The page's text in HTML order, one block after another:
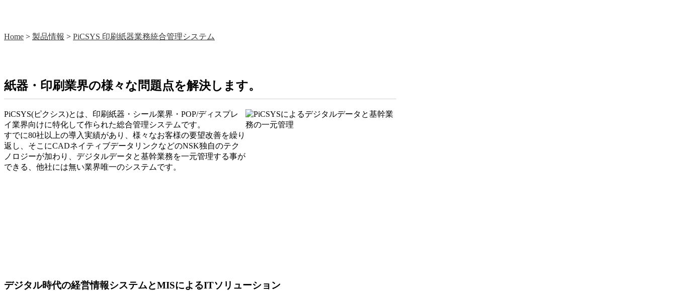
Home > 製品情報 > PiCSYS 印刷紙器業務統合管理システム
紙器・印刷業界の様々な問題点を解決します。
PiCSYS(ピクシス)とは、印刷紙器・シール業界・POP/ディスプレ
イ業界向けに特化して作られた総合管理システムです。
すでに80社以上の導入実績があり、様々なお客様の要望改善を繰り
返し、そこにCADネイティブデータリンクなどのNSK独自のテク
ノロジーが加わり、デジタルデータと基幹業務を一元管理する事が
できる、他社には無い業界唯一のシステムです。
デジタル時代の経営情報システムとMISによるITソリューション